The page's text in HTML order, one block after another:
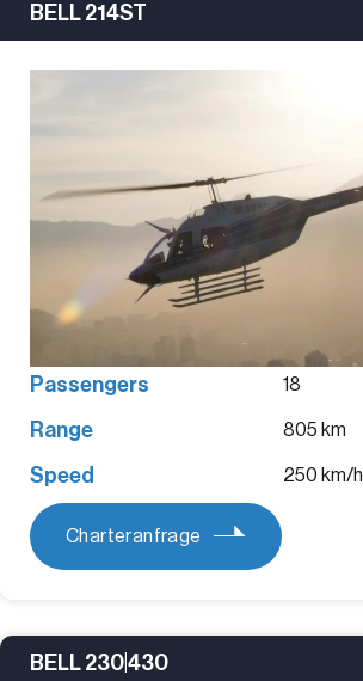
BELL 214ST
Passengers 18
Range 805 km
Speed 250 km/h
Charteranfrage
BELL 230|430